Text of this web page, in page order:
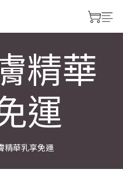
精華
運
精華乳享免運